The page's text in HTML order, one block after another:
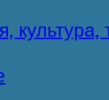
культура,